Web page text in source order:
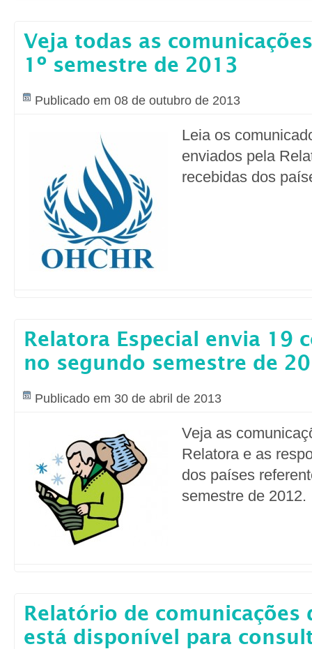
Veja todas as
1º semestre de 2013
Publicado em 08 de outubro de 2013
Leia os
enviados pela
recebidas dos
Relatora Especial envia 19
no segundo semestre de
Publicado em 30 de abril de 2013
Veja as
Relatora e as
dos países
semestre de 2012.
Relatório de comunicações
está disponível para